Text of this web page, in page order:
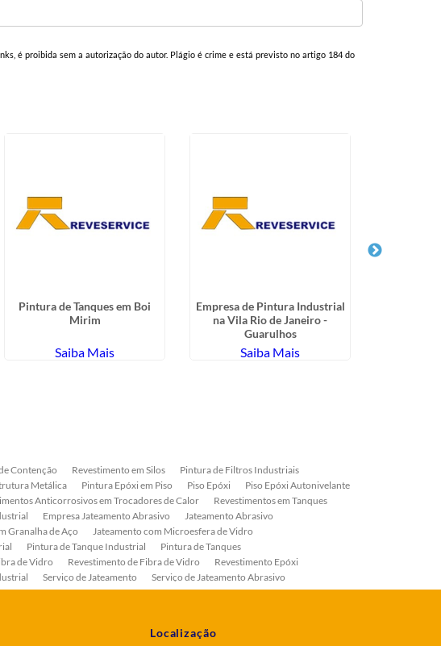
é proibida sem a autorização do autor. Plágio é crime e está previsto no artigo 184 do
Pintura de Tanques em Boi
Mirim
Saiba Mais
Empresa de Pintura Industrial
na Vila Rio de Janeiro -
Guarulhos
Saiba Mais
Contenção Revestimento em Silos
Pintura de Filtros Industriais
Metálica Pintura Epóxi em Piso Piso Epóxi
Piso Epóxi Autonivelante
Anticorrosivos em Trocadores de Calor
Revestimentos em Tanques
Empresa Jateamento Abrasivo
Jateamento Abrasivo
Granalha de Aço
Jateamento com Microesfera de Vidro
Pintura de Tanque Industrial
Pintura de Tanques
de Vidro Revestimento de Fibra de Vidro
Revestimento Epóxi
Serviço de Jateamento
Serviço de Jateamento Abrasivo
de Tanque Industrial
Serviço de Pintura de Válvulas
Localização